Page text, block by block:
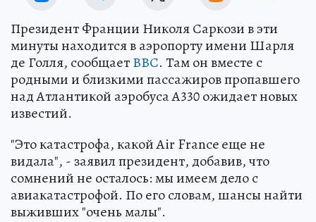
Президент Франции Николя Саркози в эти
минуты находится в аэропорту имени Шарля
де Голля, сообщаетВВС. Там он вместе с
родными и близкими пассажиров пропавшего
над Атлантикой аэробуса A330 ожидает новых
известий.
"Это катастрофа, какой Air France еще не
видала", - заявил президент, добавив, что
сомнений не осталось: мы имеем дело с
авиакатастрофой. По его словам, шансы найти
выживших "очень малы".